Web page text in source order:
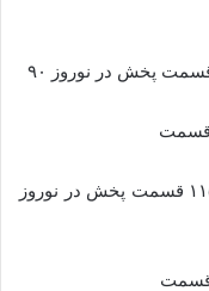
۱۳۹۰ چک برگشتی سیروس مقدم شبکه ۱۱۵ قسمت پخش در نوروز